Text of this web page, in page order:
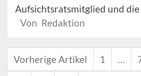
Aufsichtsratsmitglied und die
Von Redaktion
Vorherige Artikel 1 …